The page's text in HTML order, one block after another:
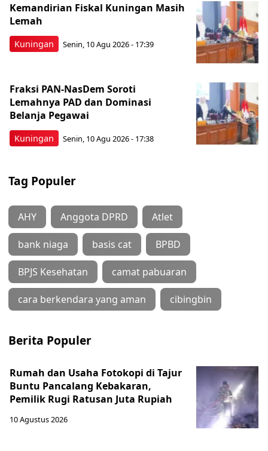
Kuningan
Kemandirian Fiskal Kuningan Masih
Lemah
Senin, 10 Agu 2026 - 17:39
Kuningan
Fraksi PAN-NasDem Soroti
Lemahnya PAD dan Dominasi
Belanja Pegawai
Senin, 10 Agu 2026 - 17:38
Tag Populer
AHY Anggota DPRD Atlet
bank niaga basis cat BPBD
BPJS Kesehatan camat pabuaran
cara berkendara yang aman cibingbin
Berita Populer
Rumah dan Usaha Fotokopi di Tajur
Buntu Pancalang Kebakaran,
Pemilik Rugi Ratusan Juta Rupiah
10 Agustus 2026